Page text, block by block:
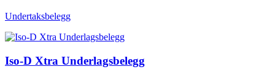
Undertaksbelegg
Iso-D Xtra Underlagsbelegg